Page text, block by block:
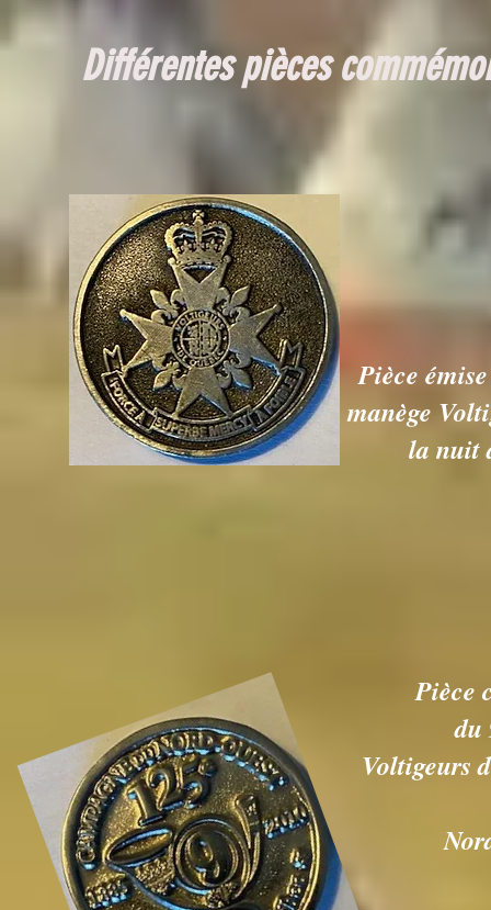
Différentes pièces
Pièce
manège
la nuit
Pièce
du
Voltigeurs